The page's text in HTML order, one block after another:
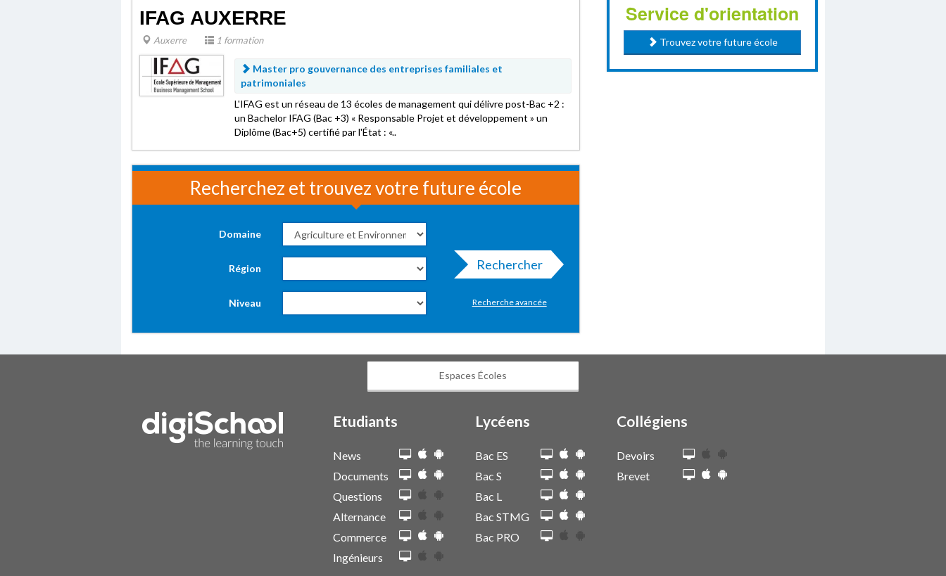
IFAG AUXERRE
Auxerre 1 formation
Master pro gouvernance des entreprises familiales et
patrimoniales
L'IFAG est un réseau de 13 écoles de management qui délivre post-Bac +2 :
un Bachelor IFAG (Bac +3) « Responsable Projet et développement » un
Diplôme (Bac+5) certifié par l'État : «..
Recherchez et trouvez votre future école
Domaine
Région
Niveau
Rechercher
Recherche avancée
Service d'orientation
Trouvez votre future école
Espaces Écoles
Etudiants
News
Documents
Questions
Alternance
Commerce
Ingénieurs
Lycéens
Bac ES
Bac S
Bac L
Bac STMG
Bac PRO
Collégiens
Devoirs
Brevet